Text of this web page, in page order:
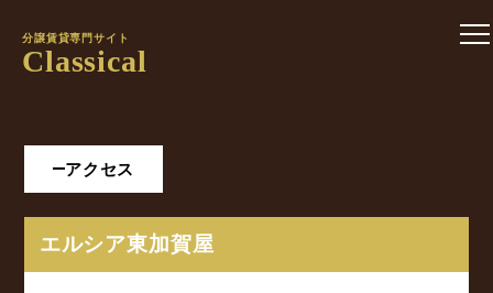
分譲賃貸専門サイト
Classical
アクセス
エルシア東加賀屋